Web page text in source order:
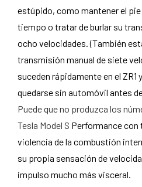
estúpido, como mantener el
tiempo o tratar de burlar su
ocho velocidades. (También
transmisión manual de siete
suceden rápidamente en el ZR1
quedarse sin automóvil antes
Puede que no produzca los
Tesla Model S Performance con
violencia de la combustión
su propia sensación de
impulso mucho más visceral.